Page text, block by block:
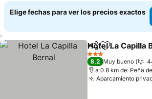
Elige fechas para ver los precios exactos
CompartirAgregar a
Hotel La Capilla
3 Estrellas
8,2 Muy bueno
a 0.8 km de: Peña
Aparcamiento